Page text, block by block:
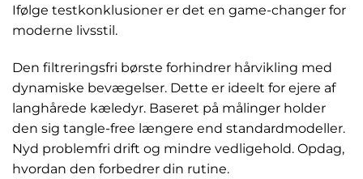
Ifølge testkonklusioner er det en game-changer for
moderne livsstil.
Den filtreringsfri børste forhindrer hårvikling med
dynamiske bevægelser. Dette er ideelt for ejere af
langhårede kæledyr. Baseret på målinger holder
den sig tangle-free længere end standardmodeller.
Nyd problemfri drift og mindre vedligehold. Opdag,
hvordan den forbedrer din rutine.